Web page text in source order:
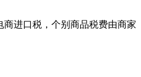
进口税，个别商品税费由商家